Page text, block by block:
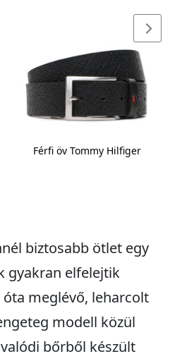
Férfi öv Tommy Hilfiger
biztosabb ötlet egy
gyakran elfelejtik
meglévő, leharcolt
modell közül
bőrből készült